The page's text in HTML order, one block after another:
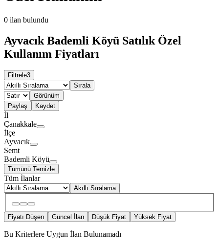
0 ilan bulundu
Ayvacık Bademli Köyü Satılık Özel
Kullanım Fiyatları
Filtrele3
Sırala
Görünüm
Paylaş
Kaydet
İl
Çanakkale
İlçe
Ayvacık
Semt
Bademli Köyü
Tümünü Temizle
Tüm İlanlar
Akıllı Sıralama
Fiyatı Düşen Güncel İlan Düşük Fiyat Yüksek Fiyat
Bu Kriterlere Uygun İlan Bulunamadı